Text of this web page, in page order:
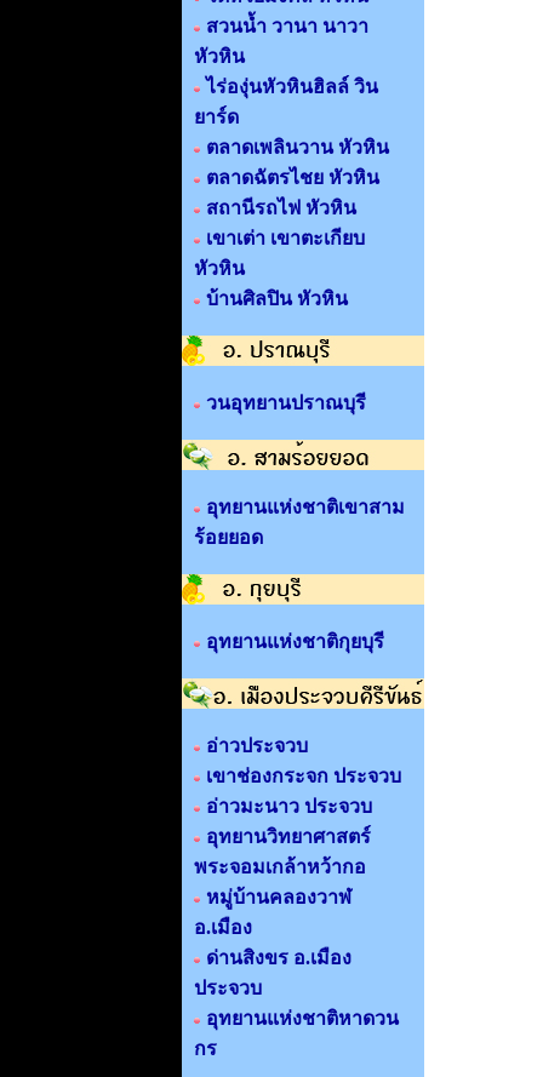
สวนน้ำ วานา นาวา
หัวหิน
ไร่องุ่นหัวหินฮิลล์ วิน
ยาร์ด
ตลาดเพลินวาน หัวหิน
ตลาดฉัตรไชย หัวหิน
สถานีรถไฟ หัวหิน
เขาเต่า เขาตะเกียบ
หัวหิน
บ้านศิลปิน หัวหิน
วนอุทยานปราณบุรี
อุทยานแห่งชาติเขาสาม
ร้อยยอด
อุทยานแห่งชาติกุยบุรี
อ่าวประจวบ
เขาช่องกระจก ประจวบ
อ่าวมะนาว ประจวบ
อุทยานวิทยาศาสตร์
พระจอมเกล้าหว้ากอ
หมู่บ้านคลองวาฬ
อ.เมือง
ด่านสิงขร อ.เมือง
ประจวบ
อุทยานแห่งชาติหาดวน
กร